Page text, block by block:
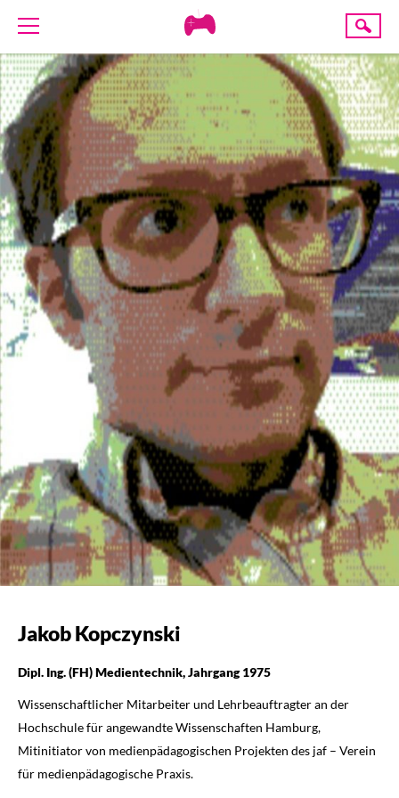
Creative
ÜBER UNS
AKTUELLES
TERMINE
ANGEBOTE
PROJEKTE
PRESSE
SPENDE
Suche
Jakob Kopczynski
Dipl. Ing. (FH) Medientechnik, Jahrgang 1975
Wissenschaftlicher Mitarbeiter und Lehrbeauftragter an der
Hochschule für angewandte Wissenschaften Hamburg,
Mitinitiator von medienpädagogischen Projekten des jaf – Verein
für medienpädagogische Praxis.